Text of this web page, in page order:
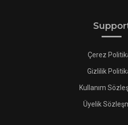
Çerez
Gizlilik
Kullanım
Üyelik